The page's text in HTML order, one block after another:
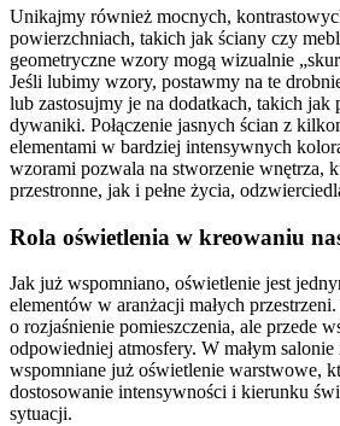
Unikajmy również mocnych,
powierzchniach, takich jak ściany czy
geometryczne wzory mogą wizualnie
Jeśli lubimy wzory, postawmy na te
lub zastosujmy je na dodatkach, takich jak
dywaniki. Połączenie jasnych ścian z
elementami w bardziej intensywnych
wzorami pozwala na stworzenie wnętrza,
przestronne, jak i pełne życia,
Rola oświetlenia w kreowaniu
Jak już wspomniano, oświetlenie jest
elementów w aranżacji małych
o rozjaśnienie pomieszczenia, ale przede
odpowiedniej atmosfery. W małym
wspomniane już oświetlenie warstwowe,
dostosowanie intensywności i kierunku
sytuacji.